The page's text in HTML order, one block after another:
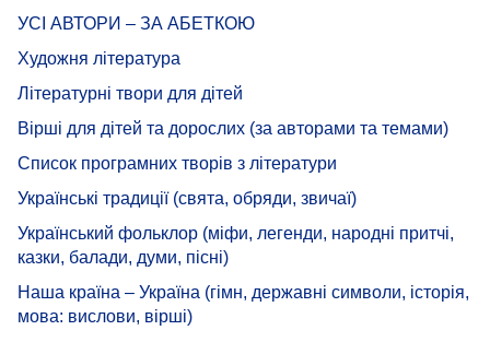
УСІ АВТОРИ – ЗА АБЕТКОЮ
Художня література
Літературні твори для дітей
Вірші для дітей та дорослих (за авторами та темами)
Список програмних творів з літератури
Українські традиції (свята, обряди, звичаї)
Український фольклор (міфи, легенди, народні притчі,
казки, балади, думи, пісні)
Наша країна – Україна (гімн, державні символи, історія,
мова: вислови, вірші)